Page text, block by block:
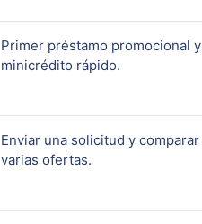
Primer préstamo promocional y
minicrédito rápido.
Enviar una solicitud y comparar
varias ofertas.